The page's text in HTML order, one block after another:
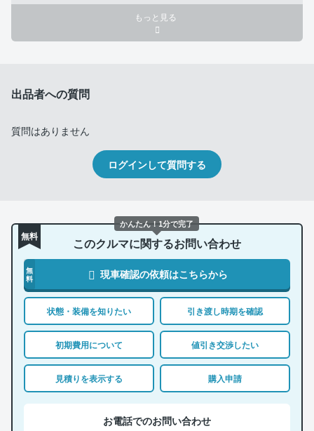
もっと見る
出品者への質問
質問はありません
ログインして質問する
無料 このクルマに関するお問い合わせ
無
料
現車確認の依頼はこちらから
状態・装備を知りたい 引き渡し時期を確認
初期費用について 値引き交渉したい
見積りを表示する 購入申請
お電話でのお問い合わせ
かんたん！1分で完了